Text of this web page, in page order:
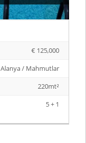
€ 125,000
Alanya / Mahmutlar
220mt²
5 + 1